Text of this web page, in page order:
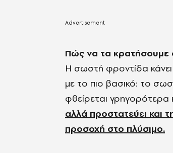
Πώς να τα κρατήσουμε
Η σωστή φροντίδα
με το πιο βασικό: το
φθείρεται γρηγορότερα
αλλά προστατεύει και
προσοχή στο πλύσιμο.